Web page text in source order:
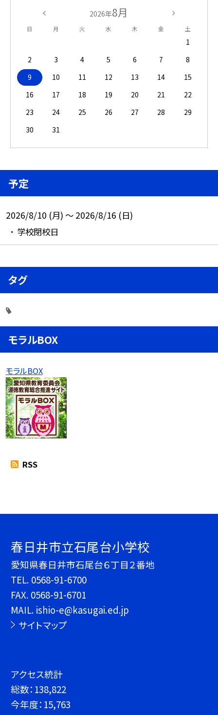
2026年8月
日 月 火 水 木 金 土
1
2
3 4 5 6 7
8
9
10 11 12 13 14
15
16
17 18 19 20 21
22
23
24 25 26 27 28
29
30
31
予定
2026/8/10 (月) ～ 2026/8/16 (日)
学校閉校日
タグ
モラルBOX
モラルBOX
RSS
春日井市立石尾台小学校
愛知県春日井市石尾台６丁目２番地
TEL. 0568-91-6700
FAX. 0568-91-6701
MAIL. ishio-e@kasugai.ed.jp
サイトマップ
アクセス統計
総数： 138,822
今年度： 15,763